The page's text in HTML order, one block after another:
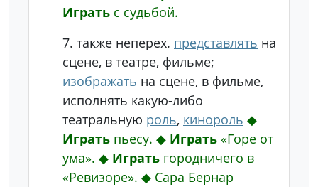
Играть с судьбой.
7. также неперех. представлять на
сцене, в театре, фильме;
изображать на сцене, в фильме,
исполнять какую-либо
театральную роль, кинороль ◆
Играть пьесу. ◆ Играть «Горе от
ума». ◆ Играть городничего в
«Ревизоре». ◆ Сара Бернар